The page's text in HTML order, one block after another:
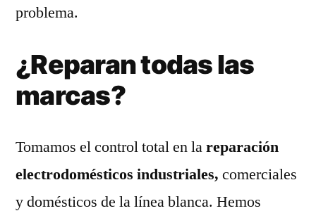
problema.
¿Reparan todas las
marcas?
Tomamos el control total en lareparación
electrodomésticos industriales, comerciales
y domésticos de la línea blanca. Hemos